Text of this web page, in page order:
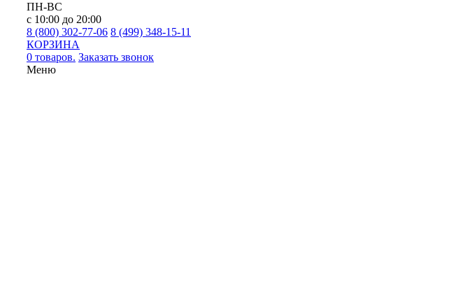
ПН-ВС
с 10:00 до 20:00
8 (800) 302-77-06 8 (499) 348-15-11
КОРЗИНА
0 товаров. Заказать звонок
Меню